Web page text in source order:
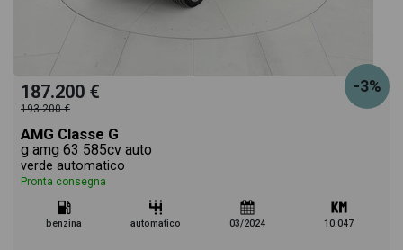
-3%
187.200 €
193.200 €
AMG Classe G
g amg 63 585cv auto
verde automatico
Pronta consegna
benzina automatico 03/2024 10.047